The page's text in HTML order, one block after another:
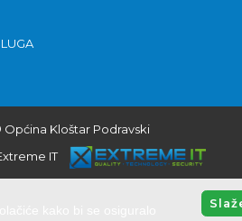
Kloštar Podravski
IT